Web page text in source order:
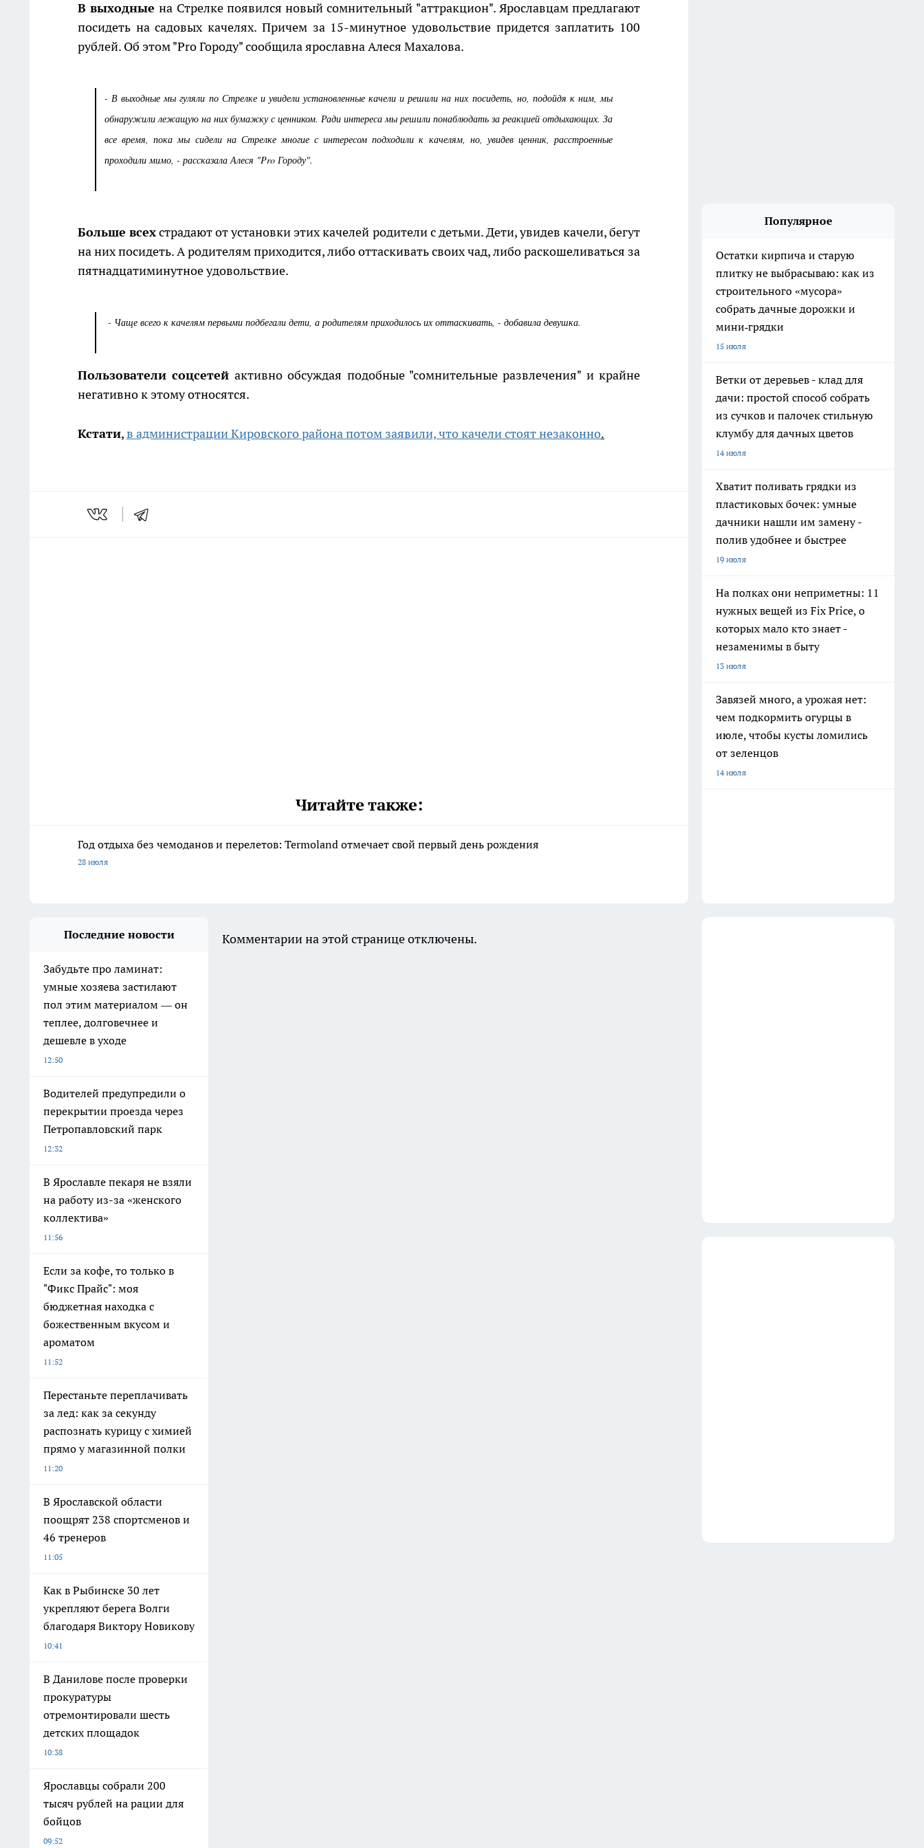
В выходныена Стрелке появился новый сомнительный "аттракцион". Ярославцам предлагают
посидеть на садовых качелях. Причем за 15-минутное удовольствие придется заплатить 100
рублей. Об этом "Pro Городу" сообщила ярославна Алеся Махалова.
- В выходные мы гуляли по Стрелке и увидели установленные качели и решили на них посидеть, но, подойдя к ним, мы
обнаружили лежащую на них бумажку с ценником. Ради интереса мы решили понаблюдать за реакцией отдыхающих. За
все время, пока мы сидели на Стрелке многие с интересом подходили к качелям, но, увидев ценник, расстроенные
проходили мимо, - рассказала Алеся "Pro Городу".
Больше всехстрадают от установки этих качелей родители с детьми. Дети, увидев качели, бегут
на них посидеть. А родителям приходится, либо оттаскивать своих чад, либо раскошеливаться за
пятнадцатиминутное удовольствие.
- Чаще всего к качелям первыми подбегали дети, а родителям приходилось их оттаскивать, - добавила девушка.
Пользователи соцсетей активно обсуждая подобные "сомнительные развлечения" и крайне
негативно к этому относятся.
Кстати,в администрации Кировского района потом заявили, что качели стоят незаконно.
Читайте также:
Год отдыха без чемоданов и перелетов: Termoland отмечает свой первый день рождения
28 июля
Популярное
Остатки кирпича и старую
плитку не выбрасываю: как из
строительного «мусора»
собрать дачные дорожки и
мини‑грядки
15 июля
Ветки от деревьев - клад для
дачи: простой способ собрать
из сучков и палочек стильную
клумбу для дачных цветов
14 июля
Хватит поливать грядки из
пластиковых бочек: умные
дачники нашли им замену -
полив удобнее и быстрее
19 июля
На полках они неприметны: 11
нужных вещей из Fix Price, о
которых мало кто знает -
незаменимы в быту
13 июля
Завязей много, а урожая нет:
чем подкормить огурцы в
июле, чтобы кусты ломились
от зеленцов
14 июля
Последние новости
Забудьте про ламинат:
умные хозяева застилают
пол этим материалом — он
теплее, долговечнее и
дешевле в уходе
12:50
Водителей предупредили о
перекрытии проезда через
Петропавловский парк
12:32
В Ярославле пекаря не взяли
на работу из-за «женского
коллектива»
11:56
Если за кофе, то только в
"Фикс Прайс": моя
бюджетная находка с
божественным вкусом и
ароматом
11:52
Перестаньте переплачивать
за лед: как за секунду
распознать курицу с химией
прямо у магазинной полки
11:20
В Ярославской области
поощрят 238 спортсменов и
46 тренеров
11:05
Как в Рыбинске 30 лет
укрепляют берега Волги
благодаря Виктору Новикову
10:41
В Данилове после проверки
прокуратуры
отремонтировали шесть
детских площадок
10:38
Ярославцы собрали 200
тысяч рублей на рации для
бойцов
09:52
Комментарии на этой странице отключены.